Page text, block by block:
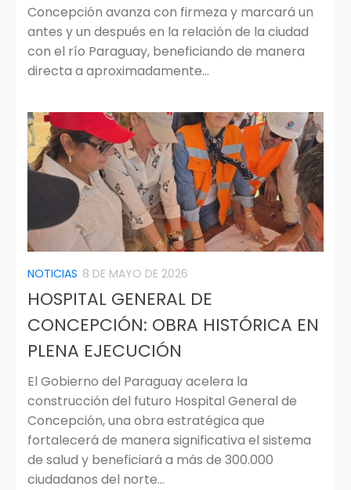
Concepción avanza con firmeza y marcará un
antes y un después en la relación de la ciudad
con el río Paraguay, beneficiando de manera
directa a aproximadamente...
NOTICIAS 8 DE MAYO DE 2026
HOSPITAL GENERAL DE
CONCEPCIÓN: OBRA HISTÓRICA EN
PLENA EJECUCIÓN
El Gobierno del Paraguay acelera la
construcción del futuro Hospital General de
Concepción, una obra estratégica que
fortalecerá de manera significativa el sistema
de salud y beneficiará a más de 300.000
ciudadanos del norte...